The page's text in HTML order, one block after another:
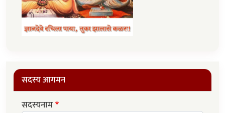
सदस्य आगमन
सदस्यनाम